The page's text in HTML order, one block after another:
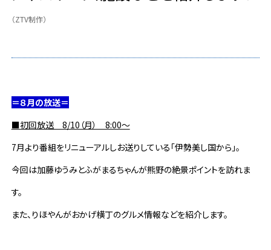
（ZTV制作）
＝８月の放送＝
■初回放送 8/10（月） 8:00～
7月より番組をリニューアルしお送りしている「伊勢美し国から」。
今回は加藤ゆうみとふがまるちゃんが熊野の絶景ポイントを訪れま
す。
また、りほやんがおかげ横丁のグルメ情報などを紹介します。